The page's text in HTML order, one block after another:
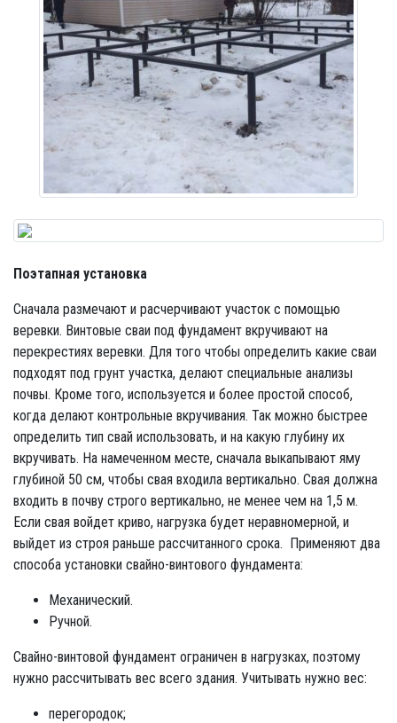
Поэтапная установка
Сначала размечают и расчерчивают участок с помощью
веревки. Винтовые сваи под фундамент вкручивают на
перекрестиях веревки. Для того чтобы определить какие сваи
подходят под грунт участка, делают специальные анализы
почвы. Кроме того, используется и более простой способ,
когда делают контрольные вкручивания. Так можно быстрее
определить тип свай использовать, и на какую глубину их
вкручивать. На намеченном месте, сначала выкапывают яму
глубиной 50 см, чтобы свая входила вертикально. Свая должна
входить в почву строго вертикально, не менее чем на 1,5 м.
Если свая войдет криво, нагрузка будет неравномерной, и
выйдет из строя раньше рассчитанного срока. Применяют два
способа установки свайно-винтового фундамента:
Механический.
Ручной.
Свайно-винтовой фундамент ограничен в нагрузках, поэтому
нужно рассчитывать вес всего здания. Учитывать нужно вес:
перегородок;